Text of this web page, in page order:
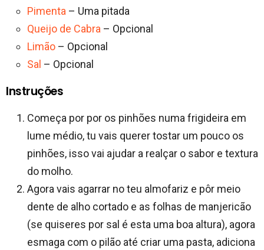
Pimenta – Uma pitada
Queijo de Cabra – Opcional
Limão – Opcional
Sal – Opcional
Instruções
Começa por por os pinhões numa frigideira em
lume médio, tu vais querer tostar um pouco os
pinhões, isso vai ajudar a realçar o sabor e textura
do molho.
Agora vais agarrar no teu almofariz e pôr meio
dente de alho cortado e as folhas de manjericão
(se quiseres por sal é esta uma boa altura), agora
esmaga com o pilão até criar uma pasta, adiciona